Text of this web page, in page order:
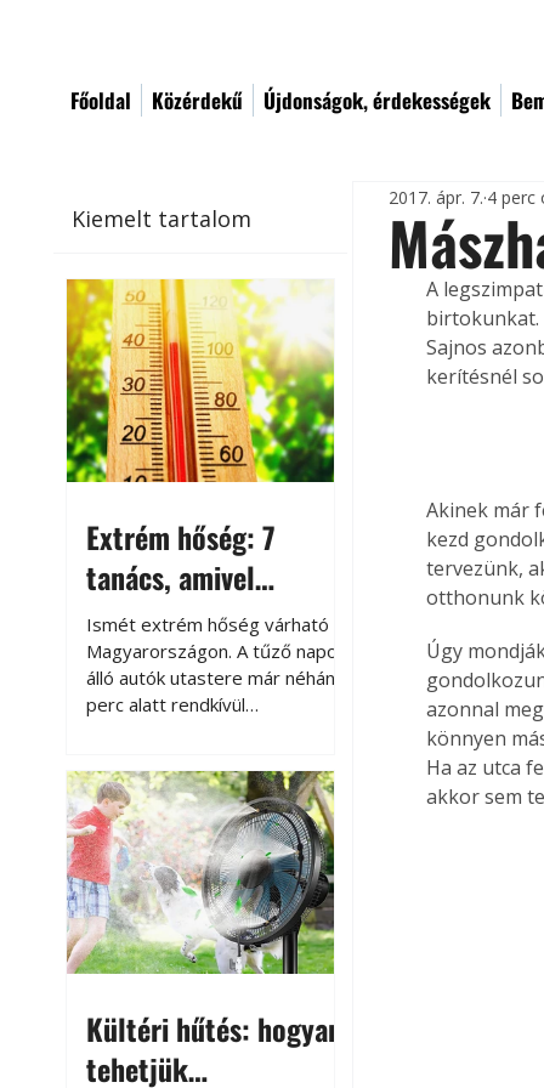
Főoldal Közérdekű Újdonságok, érdekességek
Kiemelt tartalom
Extrém hőség: 7
tanács, amivel
megóvhatjuk
autónkat a nyári
károktól
Ismét extrém hőség várható
Magyarországon. A tűző napon
álló autók utastere már néhány
perc alatt rendkívül
megközelítheti. Ez nemcsak a
beszállást teszi kellemetlenné,
hanem az autó állapotára és a
benne hagyott tárgyakra is
káros hatással lehet. Néhány
egyszerű óvintézkedéssel
azonban jelentősen
csökkenthetjük a hőség káros
Kültéri hűtés: hogyan
tehetjük
2017. ápr. 7. 4 perc
A
birtokunkat.
Sajnos
kerítésnél
Akinek már
kezd
tervezünk,
otthonunk
Úgy
azonnal
könnyen
Ha az utca
akkor sem